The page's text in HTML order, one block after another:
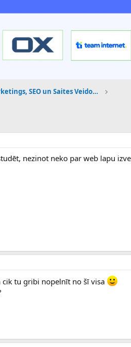
Digitālais Mārketings, SEO un Saites Veidošana
nezinot neko par web lapu
cik tu gribi nopelnīt no šī visa